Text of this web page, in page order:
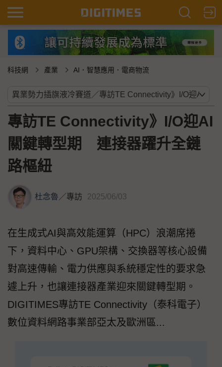
科技網 產業 AI．智慧應用．電商物流
專訪TE Connectivity》I/O迎AI
關鍵轉型期 連接器躍升全鏈
路樞紐
杜念魯／專訪 2025/06/03
在生成式AI與高效能運算（HPC）浪潮席捲
下，資料中心、GPU架構、交換器等核心設備
對高速傳輸、電力供應與系統穩定性的要求急
遽上升，也讓連接器產業迎來關鍵轉型期。
DIGITIMES專訪TE Connectivity（泰科電子）
數位資料網路事業部亞太及歐洲區...